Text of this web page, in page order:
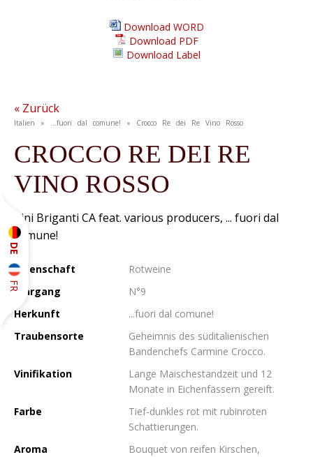
DE
FR
Download WORD
Download PDF
Download Label
« Zurück
Italien » ...fuori dal comune! » Crocco Re dei Re Vino Rosso
CROCCO RE DEI RE
VINO ROSSO
Vini Briganti CA feat. various producers, ... fuori dal
comune!
Eigenschaft
Rotweine
Jahrgang
N°9
Herkunft
...fuori dal comune!
Traubensorte
Geheimnis des süditalienischen
Bandenchefs Carmine Crocco.
Vinifikation
Lange Maischestandzeit und 12
Monate in Eichenfässern gereift.
Farbe
Tief-dunkles rot mit rubinroten
Schattierungen.
Aroma
Bouquet von reifen Kirschen,